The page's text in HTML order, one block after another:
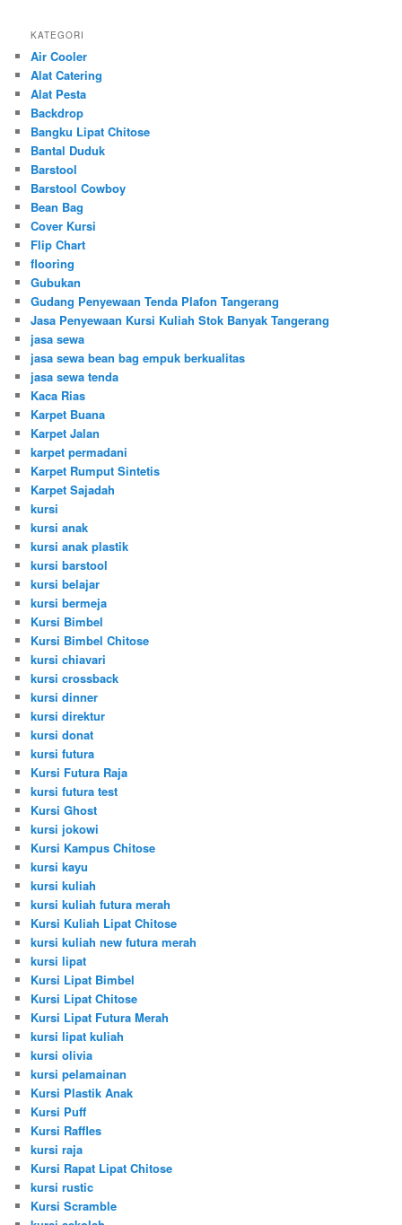
KATEGORI
Air Cooler
Alat Catering
Alat Pesta
Backdrop
Bangku Lipat Chitose
Bantal Duduk
Barstool
Barstool Cowboy
Bean Bag
Cover Kursi
Flip Chart
flooring
Gubukan
Gudang Penyewaan Tenda Plafon Tangerang
Jasa Penyewaan Kursi Kuliah Stok Banyak Tangerang
jasa sewa
jasa sewa bean bag empuk berkualitas
jasa sewa tenda
Kaca Rias
Karpet Buana
Karpet Jalan
karpet permadani
Karpet Rumput Sintetis
Karpet Sajadah
kursi
kursi anak
kursi anak plastik
kursi barstool
kursi belajar
kursi bermeja
Kursi Bimbel
Kursi Bimbel Chitose
kursi chiavari
kursi crossback
kursi dinner
kursi direktur
kursi donat
kursi futura
Kursi Futura Raja
kursi futura test
Kursi Ghost
kursi jokowi
Kursi Kampus Chitose
kursi kayu
kursi kuliah
kursi kuliah futura merah
Kursi Kuliah Lipat Chitose
kursi kuliah new futura merah
kursi lipat
Kursi Lipat Bimbel
Kursi Lipat Chitose
Kursi Lipat Futura Merah
kursi lipat kuliah
kursi olivia
kursi pelamainan
Kursi Plastik Anak
Kursi Puff
Kursi Raffles
kursi raja
Kursi Rapat Lipat Chitose
kursi rustic
Kursi Scramble